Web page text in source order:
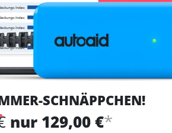
SCHNÄPPCHEN!
nur 129,00 €*